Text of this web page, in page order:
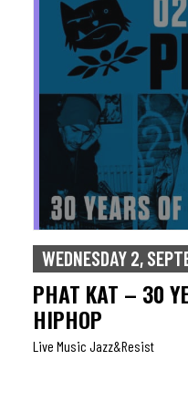
WEDNESDAY 2,
PHAT KAT – 30
HIPHOP
Live Music Jazz&resist